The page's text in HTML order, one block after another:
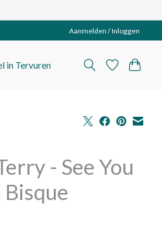
Aanmelden / Inloggen
in Tervuren
- See You
Bisque